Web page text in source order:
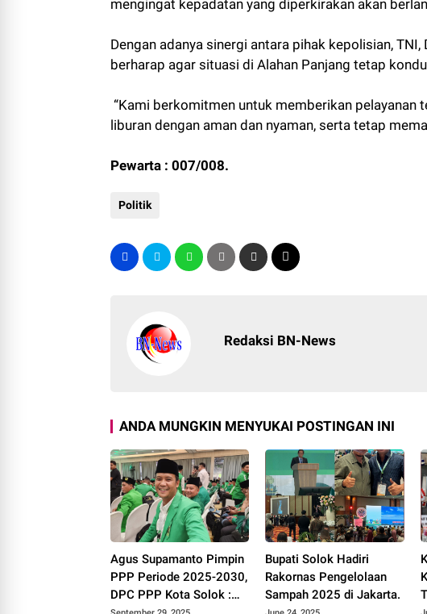
mengingat kepadatan yang diperkirakan akan
Dengan adanya sinergi antara pihak kepolisian,
berharap agar situasi di Alahan Panjang tetap
“Kami berkomitmen untuk memberikan
liburan dengan aman dan nyaman, serta tetap
Pewarta : 007/008.
Politik
Redaksi BN-News
ANDA MUNGKIN MENYUKAI POSTINGAN INI
Agus Supamanto Pimpin
PPP Periode 2025-2030,
DPC PPP Kota Solok :
Bupati Solok Hadiri
Rakornas Pengelolaan
Sampah 2025 di Jakarta.